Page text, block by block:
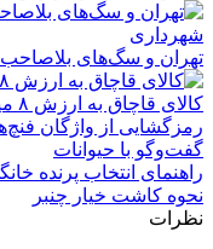
تهران و سگ‌های بلاصاحب،
کالای قاچاق به ارزش ۸ میلیارد ریال در اندیمشک کشف شد
رمزگشایی از واژگان
گفت‌وگو با حیوانات
راهنمای انتخاب پرنده
نحوه کاشت خیار چنبر
نظرات